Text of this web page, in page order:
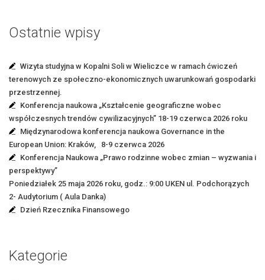
Ostatnie wpisy
Wizyta studyjna w Kopalni Soli w Wieliczce w ramach ćwiczeń
terenowych ze społeczno-ekonomicznych uwarunkowań gospodarki
przestrzennej.
Konferencja naukowa „Kształcenie geograficzne wobec
współczesnych trendów cywilizacyjnych” 18-19 czerwca 2026 roku
Międzynarodowa konferencja naukowa Governance in the
European Union: Kraków, 8-9 czerwca 2026
Konferencja Naukowa „Prawo rodzinne wobec zmian – wyzwania i
perspektywy”
Poniedziałek 25 maja 2026 roku, godz.: 9:00 UKEN ul. Podchorązych
2- Audytorium ( Aula Danka)
Dzień Rzecznika Finansowego
Kategorie